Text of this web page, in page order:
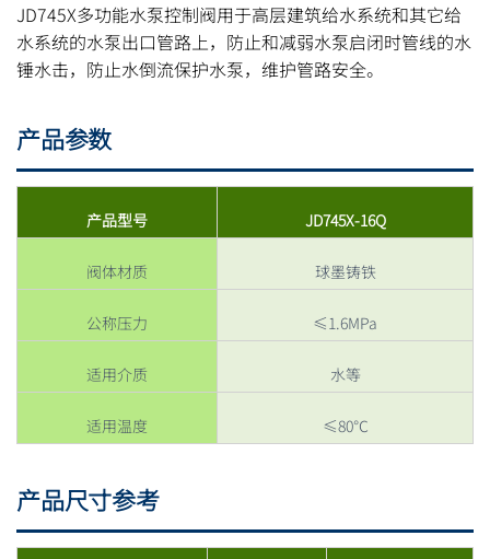
JD745X多功能水泵控制阀用于高层建筑给水系统和其它给
水系统的水泵出口管路上，防止和减弱水泵启闭时管线的水
锤水击，防止水倒流保护水泵，维护管路安全。
产品参数
产品型号 JD745X-16Q
阀体材质 球墨铸铁
公称压力 ≤1.6MPa
适用介质 水等
适用温度 ≤80℃
产品尺寸参考